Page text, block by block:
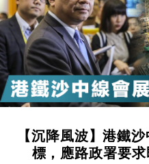
12:30
財經｜香港7月PMI
手
11:40
財經｜黑石傳再籌
Google晶片
10:57
財經｜美商務部擬
25%
18:15
本地｜新世界K11 9
17:40
財經｜本港6月零售
最強
【沉降風波】港鐵
標，應路政署要求